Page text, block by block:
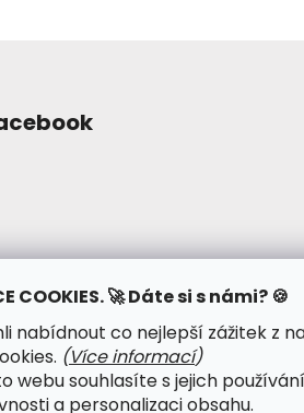
COOKIES. 🚀 Dáte si s námi? 🍪
nabídnout co nejlepší zážitek z
(Více informací)
webu souhlasíte s jejich
a personalizaci obsahu.
osobních údajů ●